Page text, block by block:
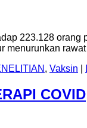
223.128 orang
menurunkan
, Vaksin
COVID